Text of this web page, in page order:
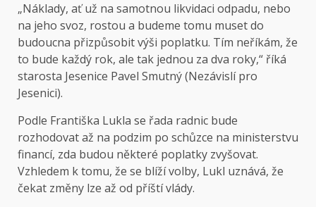
„Náklady, ať už na samotnou likvidaci odpadu, nebo
na jeho svoz, rostou a budeme tomu muset do
budoucna přizpůsobit výši poplatku. Tím neříkám, že
to bude každý rok, ale tak jednou za dva roky,“ říká
starosta Jesenice Pavel Smutný (Nezávislí pro
Jesenici).
Podle Františka Lukla se řada radnic bude
rozhodovat až na podzim po schůzce na ministerstvu
financí, zda budou některé poplatky zvyšovat.
Vzhledem k tomu, že se blíží volby, Lukl uznává, že
čekat změny lze až od příští vlády.